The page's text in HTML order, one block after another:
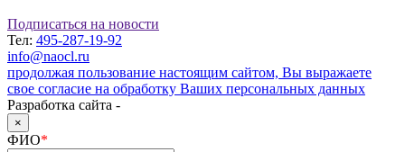
Подписаться на новости
Тел: 495-287-19-92
info@naocl.ru
продолжая пользование настоящим сайтом, Вы выражаете
свое согласие на обработку Ваших персональных данных
Разработка сайта -
×
ФИО*